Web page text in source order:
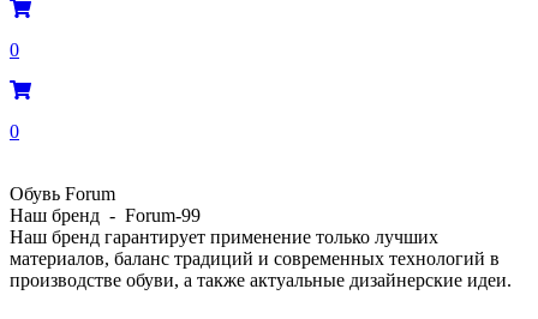
0
0
Обувь Forum
Наш бренд - Forum-99
Наш бренд гарантирует применение только лучших
материалов, баланс традиций и современных технологий в
производстве обуви, а также актуальные дизайнерские идеи.